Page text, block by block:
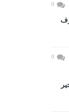
0
اعرف
0